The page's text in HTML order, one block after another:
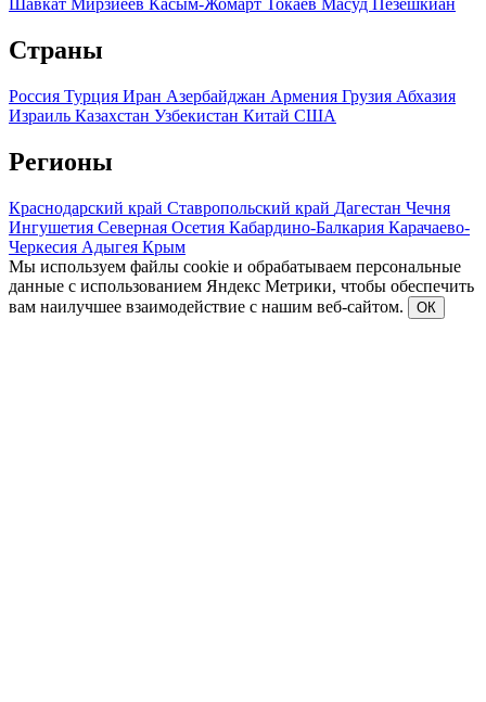
Шавкат Мирзиеев Касым-Жомарт Токаев Масуд Пезешкиан
Страны
Россия Турция Иран Азербайджан Армения Грузия Абхазия
Израиль Казахстан Узбекистан Китай США
Регионы
Краснодарский край Ставропольский край Дагестан Чечня
Ингушетия Северная Осетия Кабардино-Балкария Карачаево-
Черкесия Адыгея Крым
Мы используем файлы cookie и обрабатываем персональные
данные с использованием Яндекс Метрики, чтобы обеспечить
вам наилучшее взаимодействие с нашим веб-сайтом.
ОК